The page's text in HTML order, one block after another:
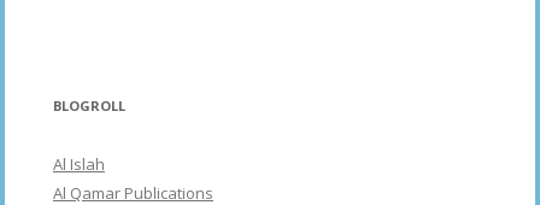
BLOGROLL
Al Islah
Al Qamar Publications